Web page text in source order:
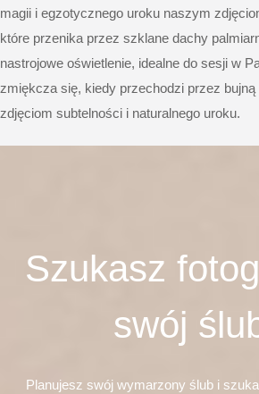
magii i egzotycznego uroku naszym
które przenika przez szklane dachy
nastrojowe oświetlenie, idealne do sesji w
zmiękcza się, kiedy przechodzi przez bujną
zdjęciom subtelności i naturalnego uroku.
Szukasz
swój
Planujesz swój wymarzony ślub i